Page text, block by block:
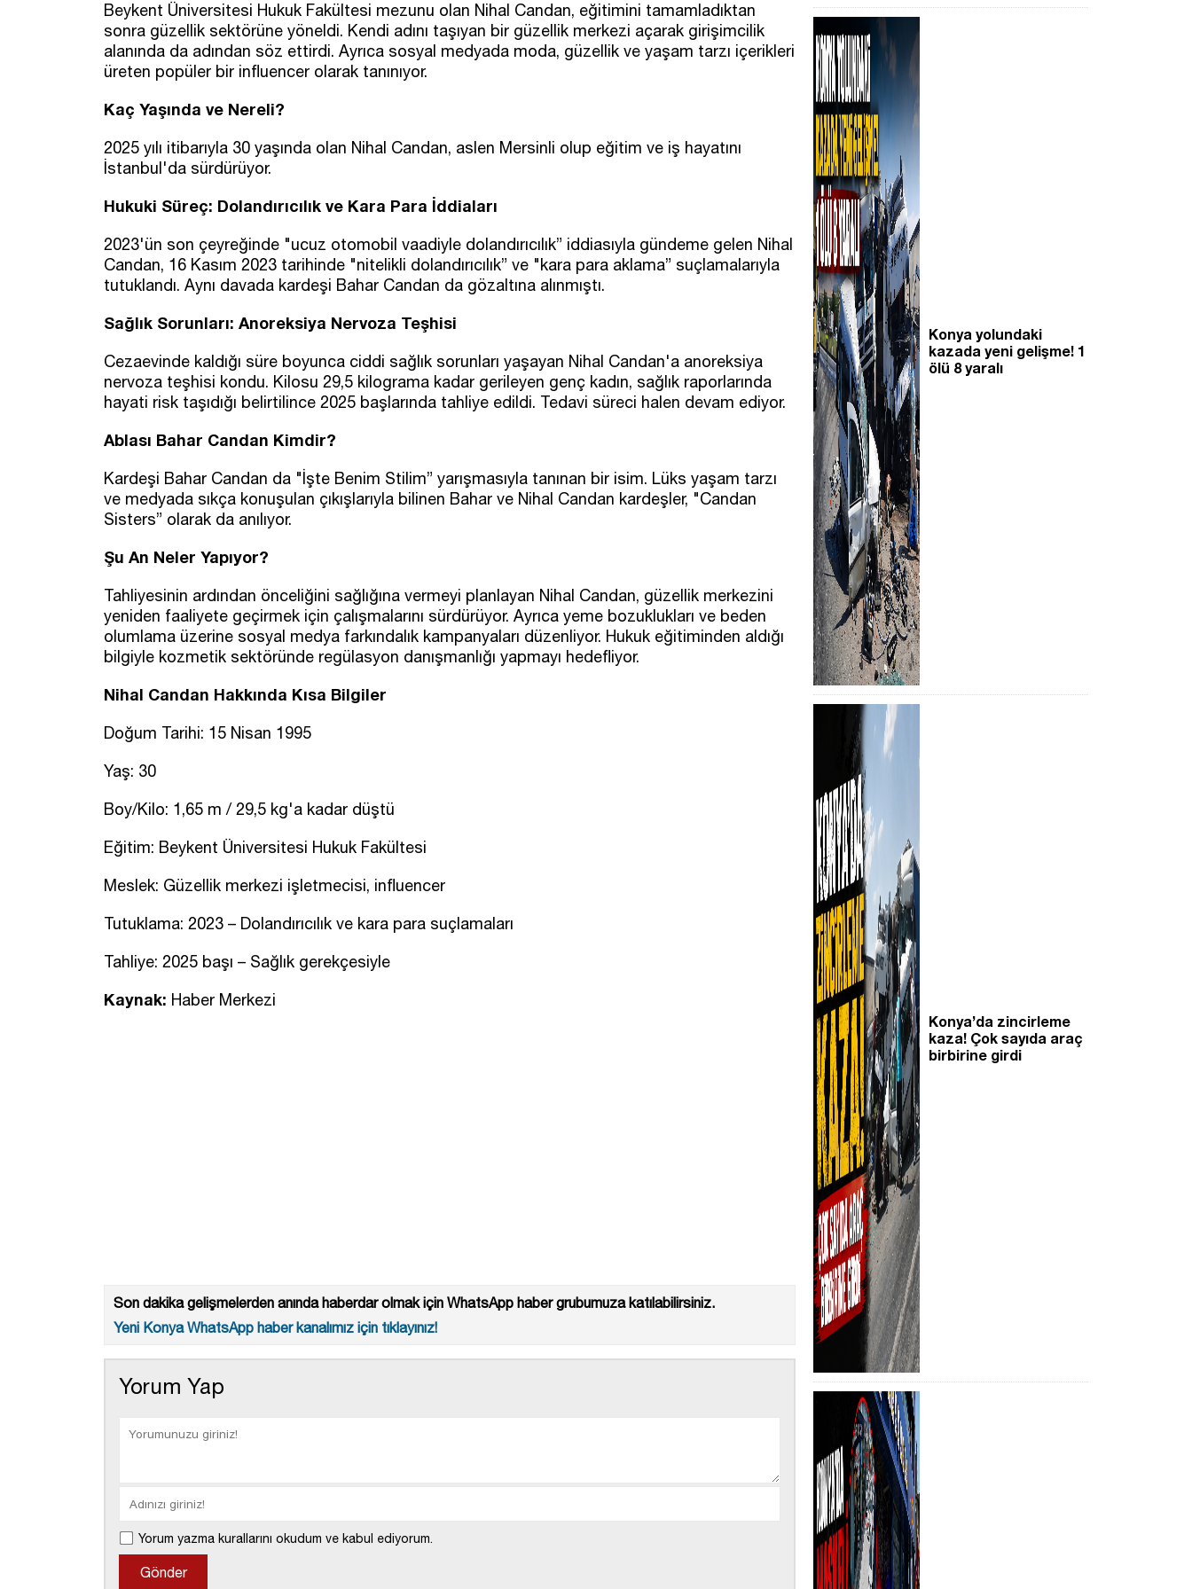
Beykent Üniversitesi Hukuk Fakültesi mezunu olan Nihal Candan, eğitimini tamamladıktan
sonra güzellik sektörüne yöneldi. Kendi adını taşıyan bir güzellik merkezi açarak girişimcilik
alanında da adından söz ettirdi. Ayrıca sosyal medyada moda, güzellik ve yaşam tarzı içerikleri
üreten popüler bir influencer olarak tanınıyor.
Kaç Yaşında ve Nereli?
2025 yılı itibarıyla 30 yaşında olan Nihal Candan, aslen Mersinli olup eğitim ve iş hayatını
İstanbul'da sürdürüyor.
Hukuki Süreç: Dolandırıcılık ve Kara Para İddiaları
2023'ün son çeyreğinde "ucuz otomobil vaadiyle dolandırıcılık” iddiasıyla gündeme gelen Nihal
Candan, 16 Kasım 2023 tarihinde "nitelikli dolandırıcılık” ve "kara para aklama” suçlamalarıyla
tutuklandı. Aynı davada kardeşi Bahar Candan da gözaltına alınmıştı.
Sağlık Sorunları: Anoreksiya Nervoza Teşhisi
Cezaevinde kaldığı süre boyunca ciddi sağlık sorunları yaşayan Nihal Candan'a anoreksiya
nervoza teşhisi kondu. Kilosu 29,5 kilograma kadar gerileyen genç kadın, sağlık raporlarında
hayati risk taşıdığı belirtilince 2025 başlarında tahliye edildi. Tedavi süreci halen devam ediyor.
Ablası Bahar Candan Kimdir?
Kardeşi Bahar Candan da "İşte Benim Stilim” yarışmasıyla tanınan bir isim. Lüks yaşam tarzı
ve medyada sıkça konuşulan çıkışlarıyla bilinen Bahar ve Nihal Candan kardeşler, "Candan
Sisters” olarak da anılıyor.
Şu An Neler Yapıyor?
Tahliyesinin ardından önceliğini sağlığına vermeyi planlayan Nihal Candan, güzellik merkezini
yeniden faaliyete geçirmek için çalışmalarını sürdürüyor. Ayrıca yeme bozuklukları ve beden
olumlama üzerine sosyal medya farkındalık kampanyaları düzenliyor. Hukuk eğitiminden aldığı
bilgiyle kozmetik sektöründe regülasyon danışmanlığı yapmayı hedefliyor.
Nihal Candan Hakkında Kısa Bilgiler
Doğum Tarihi: 15 Nisan 1995
Yaş: 30
Boy/Kilo: 1,65 m / 29,5 kg'a kadar düştü
Eğitim: Beykent Üniversitesi Hukuk Fakültesi
Meslek: Güzellik merkezi işletmecisi, influencer
Tutuklama: 2023 – Dolandırıcılık ve kara para suçlamaları
Tahliye: 2025 başı – Sağlık gerekçesiyle
Kaynak: Haber Merkezi
Son dakika gelişmelerden anında haberdar olmak için WhatsApp haber grubumuza katılabilirsiniz.
Yeni Konya WhatsApp haber kanalımız için tıklayınız!
Yorum Yap
Yorum yazma kurallarını okudum ve kabul ediyorum.
Konya yolundaki
kazada yeni gelişme! 1
ölü 8 yaralı
Konya’da zincirleme
kaza! Çok sayıda araç
birbirine girdi